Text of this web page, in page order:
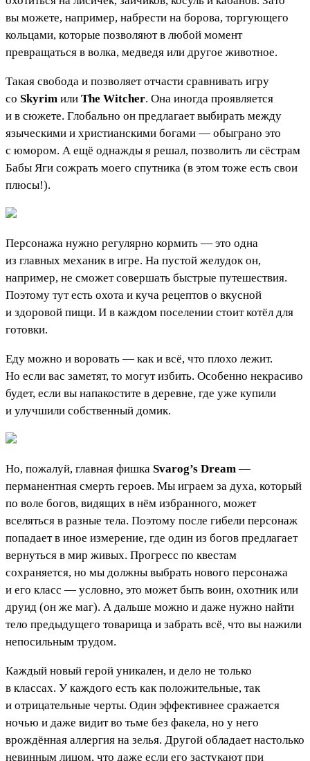
вы можете, например, набрести на борова, торгующего
кольцами, которые позволяют в любой момент
превращаться в волка, медведя или другое животное.
Такая свобода и позволяет отчасти сравнивать игру
со Skyrim или The Witcher. Она иногда проявляется
и в сюжете. Глобально он предлагает выбирать между
языческими и христианскими богами — обыграно это
с юмором. А ещё однажды я решал, позволить ли сёстрам
Бабы Яги сожрать моего спутника (в этом тоже есть свои
плюсы!).
Персонажа нужно регулярно кормить — это одна
из главных механик в игре. На пустой желудок он,
например, не сможет совершать быстрые путешествия.
Поэтому тут есть охота и куча рецептов о вкусной
и здоровой пищи. И в каждом поселении стоит котёл для
готовки.
Еду можно и воровать — как и всё, что плохо лежит.
Но если вас заметят, то могут избить. Особенно некрасиво
будет, если вы напакостите в деревне, где уже купили
и улучшили собственный домик.
Но, пожалуй, главная фишка Svarog’s Dream —
перманентная смерть героев. Мы играем за духа, который
по воле богов, видящих в нём избранного, может
вселяться в разные тела. Поэтому после гибели персонаж
попадает в иное измерение, где один из богов предлагает
вернуться в мир живых. Прогресс по квестам
сохраняется, но мы должны выбрать нового персонажа
и его класс — условно, это может быть воин, охотник или
друид (он же маг). А дальше можно и даже нужно найти
тело предыдущего товарища и забрать всё, что вы нажили
непосильным трудом.
Каждый новый герой уникален, и дело не только
в классах. У каждого есть как положительные, так
и отрицательные черты. Один эффективнее сражается
ночью и даже видит во тьме без факела, но у него
врождённая аллергия на зелья. Другой обладает настолько
невинным лицом, что даже если его застукают при